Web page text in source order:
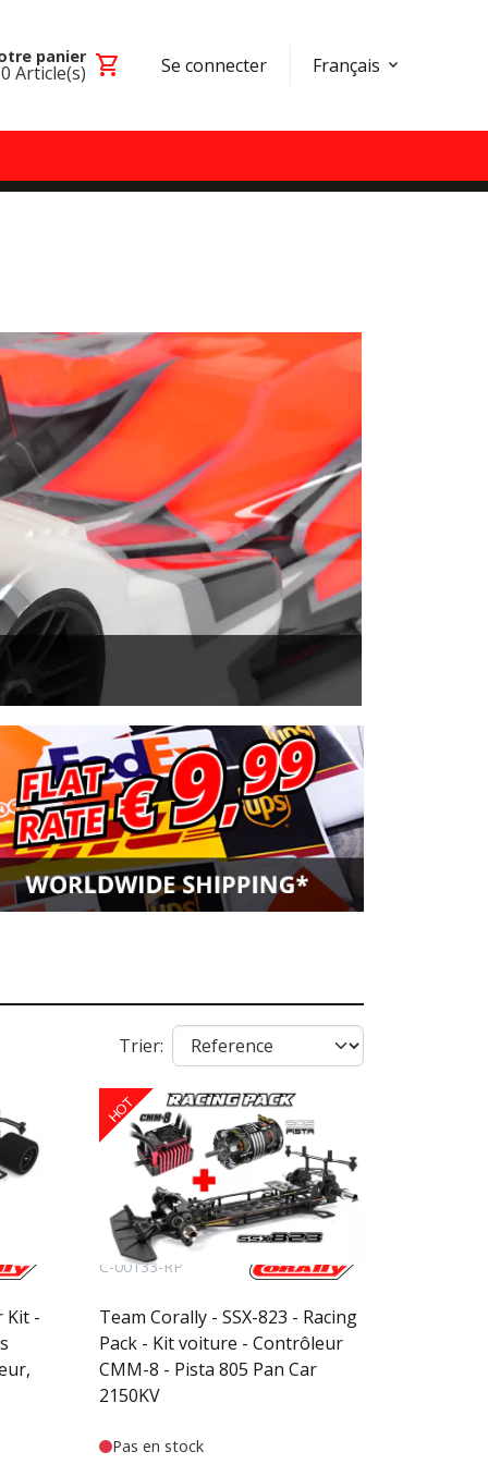
panier
0 Article(s) shopping_cart Se connecter Français
Trier:
Kit -
HOT
C-00133-RP
Team Corally - SSX-823 - Racing
Pack - Kit voiture - Contrôleur
CMM-8 - Pista 805 Pan Car
2150KV
Pas en stock